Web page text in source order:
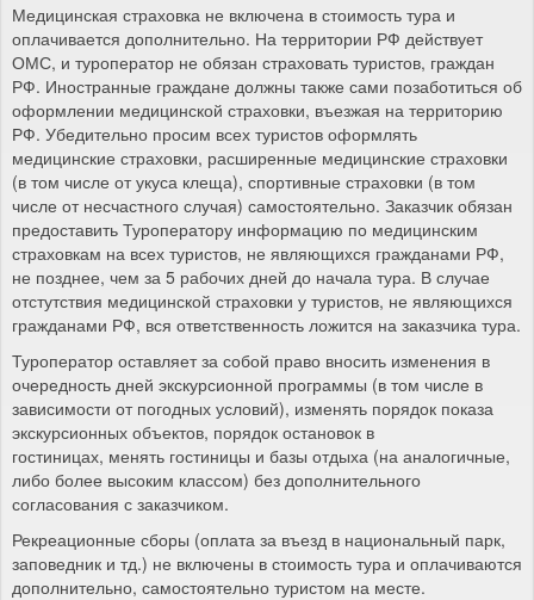
Медицинская страховка не включена в стоимость тура и
оплачивается дополнительно. На территории РФ действует
ОМС, и туроператор не обязан страховать туристов, граждан
РФ. Иностранные граждане должны также сами позаботиться об
оформлении медицинской страховки, въезжая на территорию
РФ. Убедительно просим всех туристов оформлять
медицинские страховки, расширенные медицинские страховки
(в том числе от укуса клеща), спортивные страховки (в том
числе от несчастного случая) самостоятельно. Заказчик обязан
предоставить Туроператору информацию по медицинским
страховкам на всех туристов, не являющихся гражданами РФ,
не позднее, чем за 5 рабочих дней до начала тура. В случае
отстутствия медицинской страховки у туристов, не являющихся
гражданами РФ, вся ответственность ложится на заказчика тура.
Туроператор оставляет за собой право вносить изменения в
очередность дней экскурсионной программы (в том числе в
зависимости от погодных условий), изменять порядок показа
экскурсионных объектов, порядок остановок в
гостиницах, менять гостиницы и базы отдыха (на аналогичные,
либо более высоким классом) без дополнительного
согласования с заказчиком.
Рекреационные сборы (оплата за въезд в национальный парк,
заповедник и тд.) не включены в стоимость тура и оплачиваются
дополнительно, самостоятельно туристом на месте.